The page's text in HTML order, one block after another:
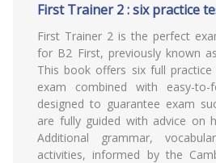
First Trainer 2 : six practice
First Trainer 2 is the perfect
for B2 First, previously known
This book offers six full
exam combined with easy-
designed to guarantee exam
are fully guided with advice on
Additional grammar,
activities, informed by the